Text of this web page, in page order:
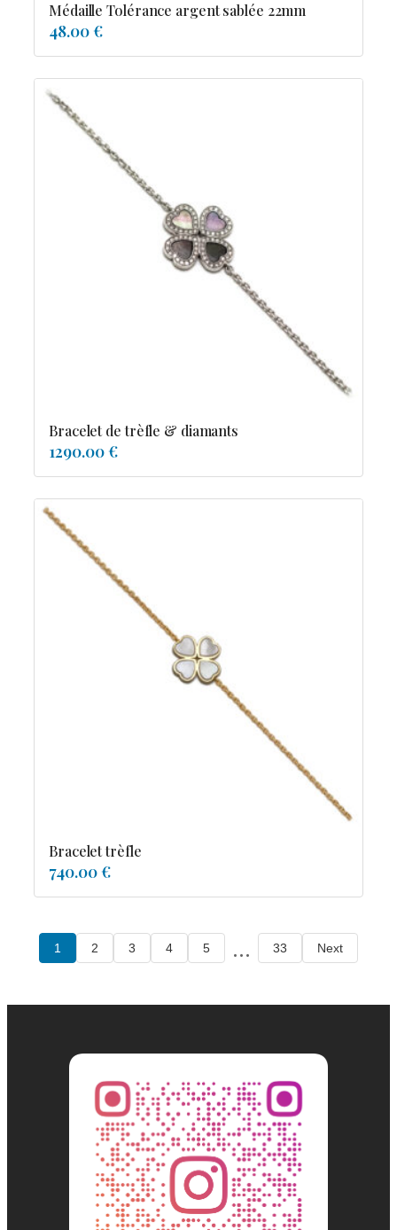
Médaille Tolérance argent sablée 22mm
48.00 €
Bracelet de trèfle & diamants
1290.00 €
Bracelet trèfle
740.00 €
1 2 3 4 5 ... 33 Next